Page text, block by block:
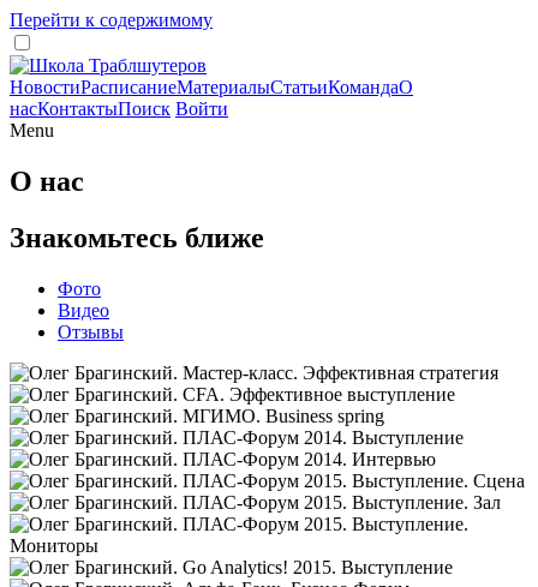
Перейти к содержимому
НовостиРасписаниеМатериалыСтатьиКомандаО
насКонтактыПоиск Войти
Menu
О нас
Знакомьтесь ближе
Фото
Видео
Отзывы